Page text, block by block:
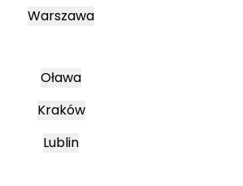
Warszawa
Oława
Kraków
Lublin